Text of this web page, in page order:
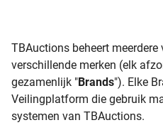
TBAuctions beheert
verschillende merken (elk
gezamenlijk "Brands"). Elke
Veilingplatform die gebruik
systemen van TBAuctions.